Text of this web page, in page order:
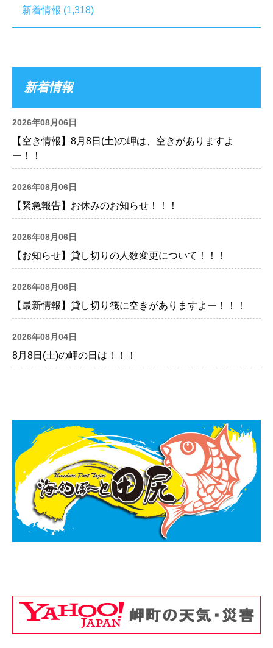
新着情報 (1,318)
新着情報
2026年08月06日
【空き情報】8月8日(土)の岬は、空きがありますよ
ー！！
2026年08月06日
【緊急報告】お休みのお知らせ！！！
2026年08月06日
【お知らせ】貸し切りの人数変更について！！！
2026年08月06日
【最新情報】貸し切り筏に空きがありますよー！！！
2026年08月04日
8月8日(土)の岬の日は！！！